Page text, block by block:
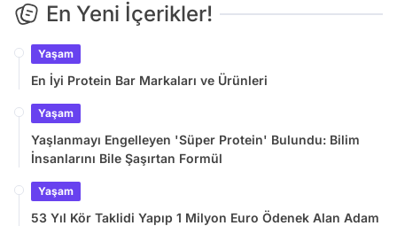
En Yeni İçerikler!
Yaşam
En İyi Protein Bar Markaları ve Ürünleri
Yaşam
Yaşlanmayı Engelleyen 'Süper Protein' Bulundu: Bilim
İnsanlarını Bile Şaşırtan Formül
Yaşam
53 Yıl Kör Taklidi Yapıp 1 Milyon Euro Ödenek Alan Adam